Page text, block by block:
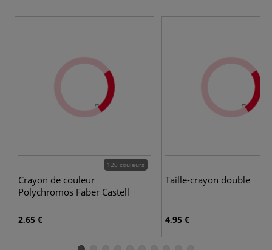
120 couleurs
Crayon de couleur
Polychromos Faber Castell
2,65 €
Taille-crayon double
4,95 €